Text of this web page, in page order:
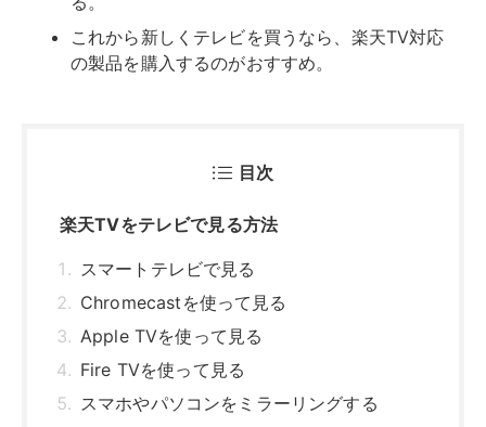
Fire TVを使って見る
楽天TV対応のテレビ一覧
パナソニック ビエラシリーズ
ソニー ブラビアシリーズ
ハイセンスシリーズ
TCL GoogleTV対応機種